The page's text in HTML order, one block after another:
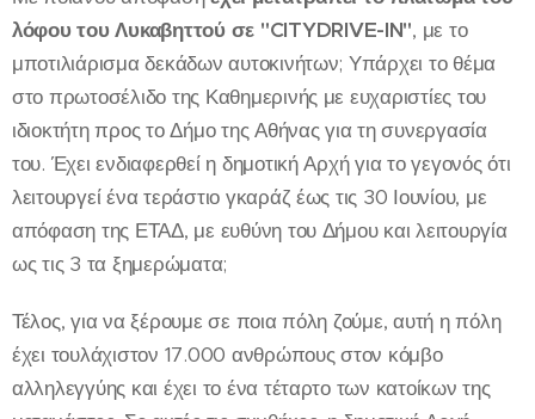
λόφου του Λυκαβηττού σε "CITYDRIVE-IN", με το
μποτιλιάρισμα δεκάδων αυτοκινήτων; Υπάρχει το θέμα
στο πρωτοσέλιδο της Καθημερινής με ευχαριστίες του
ιδιοκτήτη προς το Δήμο της Αθήνας για τη συνεργασία
του. Έχει ενδιαφερθεί η δημοτική Αρχή για το γεγονός ότι
λειτουργεί ένα τεράστιο γκαράζ έως τις 30 Ιουνίου, με
απόφαση της ΕΤΑΔ, με ευθύνη του Δήμου και λειτουργία
ως τις 3 τα ξημερώματα;
Τέλος, για να ξέρουμε σε ποια πόλη ζούμε, αυτή η πόλη
έχει τουλάχιστον 17.000 ανθρώπους στον κόμβο
αλληλεγγύης και έχει το ένα τέταρτο των κατοίκων της